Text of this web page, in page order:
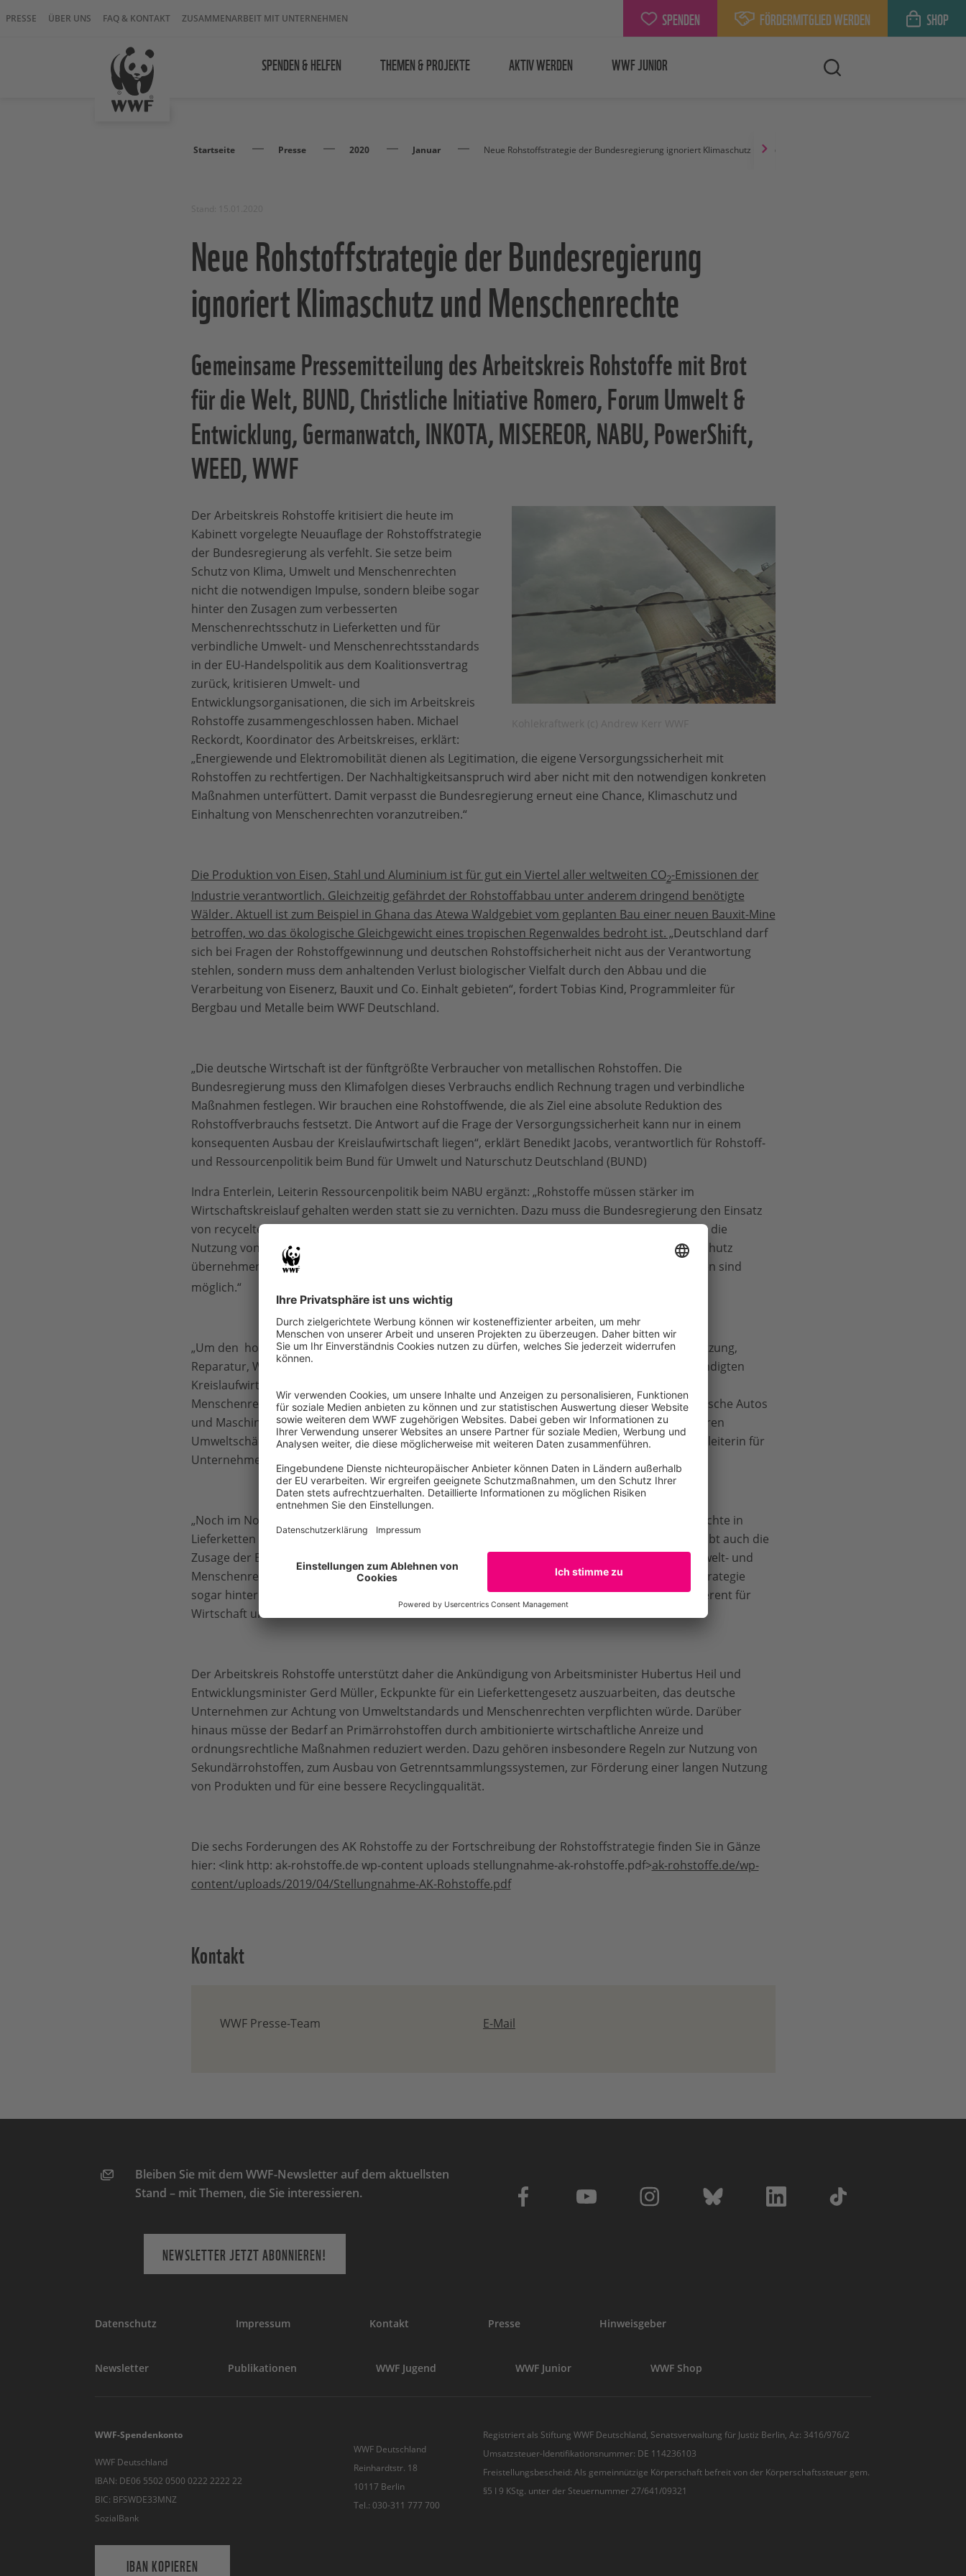
PRESSE ÜBER UNS FAQ & KONTAKT ZUSAMMENARBEIT MIT UNTERNEHMEN SPENDEN FÖRDERMITGLIED WERDEN SHOP
SPENDEN & HELFEN THEMEN & PROJEKTE AKTIV WERDEN WWF JUNIOR
Startseite Presse 2020 Januar Neue Rohstoffstrategie der Bundesregierung ignoriert Klimaschutz und Menschenrechte
Neue Rohstoffstrategie der Bundesregierung
ignoriert Klimaschutz und Menschenrechte
Gemeinsame Pressemitteilung des Arbeitskreis Rohstoffe mit Brot
für die Welt, BUND, Christliche Initiative Romero, Forum Umwelt &
Entwicklung, Germanwatch, INKOTA, MISEREOR, NABU, PowerShift,
WEED, WWF
Der Arbeitskreis Rohstoffe kritisiert die heute im
Kabinett vorgelegte Neuauflage der Rohstoffstrategie
der Bundesregierung als verfehlt. Sie setze beim
Schutz von Klima, Umwelt und Menschenrechten
nicht die notwendigen Impulse, sondern bleibe sogar
hinter den Zusagen zum verbesserten
Menschenrechtsschutz in Lieferketten und für
verbindliche Umwelt- und Menschenrechtsstandards
in der EU-Handelspolitik aus dem Koalitionsvertrag
zurück, kritisieren Umwelt- und
Entwicklungsorganisationen, die sich im Arbeitskreis
Rohstoffe zusammengeschlossen haben. Michael
Reckordt, Koordinator des Arbeitskreises, erklärt:
„Energiewende und Elektromobilität dienen als Legitimation, die eigene Versorgungssicherheit mit
Rohstoffen zu rechtfertigen. Der Nachhaltigkeitsanspruch wird aber nicht mit den notwendigen konkreten
Maßnahmen unterfüttert. Damit verpasst die Bundesregierung erneut eine Chance, Klimaschutz und
Einhaltung von Menschenrechten voranzutreiben.“
Die Produktion von Eisen, Stahl und Aluminium ist für gut ein Viertel aller weltweiten CO2-Emissionen der
Industrie verantwortlich. Gleichzeitig gefährdet der Rohstoffabbau unter anderem dringend benötigte
Wälder. Aktuell ist zum Beispiel in Ghana das Atewa Waldgebiet vom geplanten Bau einer neuen Bauxit-Mine
betroffen, wo das ökologische Gleichgewicht eines tropischen Regenwaldes bedroht ist. „Deutschland darf
sich bei Fragen der Rohstoffgewinnung und deutschen Rohstoffsicherheit nicht aus der Verantwortung
stehlen, sondern muss dem anhaltenden Verlust biologischer Vielfalt durch den Abbau und die
Verarbeitung von Eisenerz, Bauxit und Co. Einhalt gebieten“, fordert Tobias Kind, Programmleiter für
Bergbau und Metalle beim WWF Deutschland.
„Die deutsche Wirtschaft ist der fünftgrößte Verbraucher von metallischen Rohstoffen. Die
Bundesregierung muss den Klimafolgen dieses Verbrauchs endlich Rechnung tragen und verbindliche
Maßnahmen festlegen. Wir brauchen eine Rohstoffwende, die als Ziel eine absolute Reduktion des
Rohstoffverbrauchs festsetzt. Die Antwort auf die Frage der Versorgungssicherheit kann nur in einem
konsequenten Ausbau der Kreislaufwirtschaft liegen“, erklärt Benedikt Jacobs, verantwortlich für Rohstoff-
und Ressourcenpolitik beim Bund für Umwelt und Naturschutz Deutschland (BUND)
Indra Enterlein, Leiterin Ressourcenpolitik beim NABU ergänzt: „Rohstoffe müssen stärker im
Wirtschaftskreislauf gehalten werden statt sie zu vernichten. Dazu muss die Bundesregierung den Einsatz
von recycelten oder wiederverwendeten Ressourcen fördern und eine verpflichtende Quote für die
Nutzung von Recyclaten einführen. Auch Unternehmen müssen Verantwortung für den Klimaschutz
übernehmen: Je recyclingfreundlicher sie ihre Produkte gestalten, desto mehr CO
-Einsparungen sind
möglich.“
„Um den hohen Rohstoffbedarf der deutschen Industrie zu reduzieren, geht es um längere Nutzung,
Reparatur, Wiedernutzung und Recycling auf dem Weg zu der im European Green Deal angekündigten
Kreislaufwirtschaft. Für die trotzdem notwendigen Rohstoffe gilt es, endlich die Einhaltung der
Menschenrechte und Umweltstandards in globalen Lieferketten wirkungsvoll umzusetzen. Deutsche Autos
und Maschinen enthalten Eisen, Kupfer und Bauxit, bei deren Abbau es immer wieder zu schweren
Umweltschäden und Menschenrechtsverletzungen kommt“ erklärt Cornelia Heydenreich, Teamleiterin für
Unternehmensverantwortung bei Germanwatch.
„Noch im November 2019 hat der Bundestag eine EU-Regulierung zur Achtung der Menschenrechte in
Lieferketten eingefordert. Dies findet in der Rohstoffstrategie keine Erwähnung. Unerwähnt bleibt auch die
Zusage der Bundesregierung aus dem Koalitionsvertrag, innerhalb der EU für verbindliche Umwelt- und
Menschenrechtsstandards in der EU-Handelspolitik einzutreten. Damit fällt die neue Rohstoffstrategie
sogar hinter dem Koalitionsvertrag und Bundestagsbeschlüssen zurück“, so Armin Paasch, Referent für
Wirtschaft und Menschenrechte bei MISEREOR.
Der Arbeitskreis Rohstoffe unterstützt daher die Ankündigung von Arbeitsminister Hubertus Heil und
Entwicklungsminister Gerd Müller, Eckpunkte für ein Lieferkettengesetz auszuarbeiten, das deutsche
Unternehmen zur Achtung von Umweltstandards und Menschenrechten verpflichten würde. Darüber
hinaus müsse der Bedarf an Primärrohstoffen durch ambitionierte wirtschaftliche Anreize und
ordnungsrechtliche Maßnahmen reduziert werden. Dazu gehören insbesondere Regeln zur Nutzung von
Sekundärrohstoffen, zum Ausbau von Getrenntsammlungssystemen, zur Förderung einer langen Nutzung
von Produkten und für eine bessere Recyclingqualität.
Die sechs Forderungen des AK Rohstoffe zu der Fortschreibung der Rohstoffstrategie finden Sie in Gänze
hier: <link http: ak-rohstoffe.de wp-content uploads stellungnahme-ak-rohstoffe.pdf>ak-rohstoffe.de/wp-
content/uploads/2019/04/Stellungnahme-AK-Rohstoffe.pdf
Kontakt
WWF Presse-Team E-Mail
Bleiben Sie mit dem WWF-Newsletter auf dem aktuellsten
Stand – mit Themen, die Sie interessieren.
NEWSLETTER JETZT ABONNIEREN!
Datenschutz Impressum Kontakt Presse Hinweisgeber
Newsletter Publikationen WWF Jugend WWF Junior WWF Shop
WWF-Spendenkonto
WWF Deutschland
IBAN: DE06 5502 0500 0222 2222 22
BIC: BFSWDE33MNZ
SozialBank
IBAN KOPIEREN
WWF Deutschland
Reinhardtstr. 18
10117 Berlin
Tel.: 030-311 777 700
Registriert als Stiftung WWF Deutschland, Senatsverwaltung für Justiz Berlin, Az: 3416/976/2
Umsatzsteuer-Identifikationsnummer: DE 114236103
Freistellungsbescheid: Als gemeinnützige Körperschaft befreit von der Körperschaftssteuer gem.
§5 I 9 KStg. unter der Steuernummer 27/641/09321